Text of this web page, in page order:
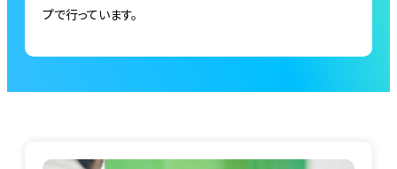
プで行っています。